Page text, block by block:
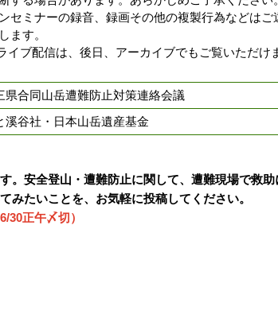
セミナーの録音、録画その他の複製行為などはご
ます。
イブ配信は、後日、アーカイブでもご覧いただけ
県合同山岳遭難防止対策連絡会議
溪谷社・日本山岳遺産基金
。安全登山・遭難防止に関して、遭難現場で救助
みたいことを、お気軽に投稿してください。
正午〆切）